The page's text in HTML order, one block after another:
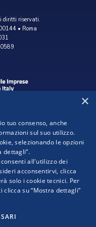
diritti riservati.
• Roma
da:
×
tuo consenso, anche
sul suo utilizzo.
selezionando le opzioni
dettagli”.
all'utilizzo dei
acconsentirvi, clicca
solo i cookie tecnici. Per
su “Mostra dettagli”